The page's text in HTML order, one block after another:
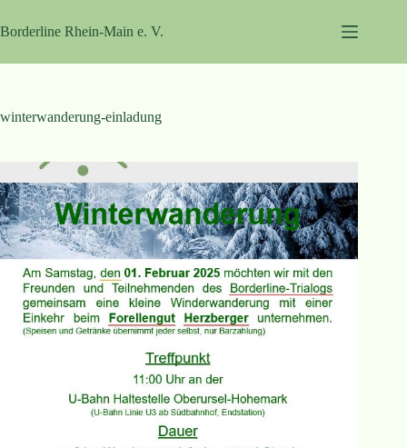
Inhalt
springen
Borderline Rhein-Main e. V.
winterwanderung-einladung